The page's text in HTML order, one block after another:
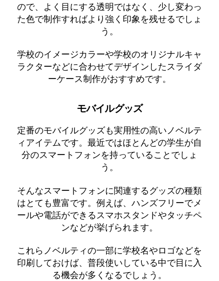
ので、よく目にする透明ではなく、少し変わっ
た色で制作すればより強く印象を残せるでしょ
う。
学校のイメージカラーや学校のオリジナルキャ
ラクターなどに合わせてデザインしたスライダ
ーケース制作がおすすめです。
モバイルグッズ
定番のモバイルグッズも実用性の高いノベルテ
ィアイテムです。最近ではほとんどの学生が自
分のスマートフォンを持っていることでしょ
う。
そんなスマートフォンに関連するグッズの種類
はとても豊富です。例えば、ハンズフリーでメ
ールや電話ができるスマホスタンドやタッチペ
ンなどが挙げられます。
これらノベルティの一部に学校名やロゴなどを
印刷しておけば、普段使いしている中で目に入
る機会が多くなるでしょう。